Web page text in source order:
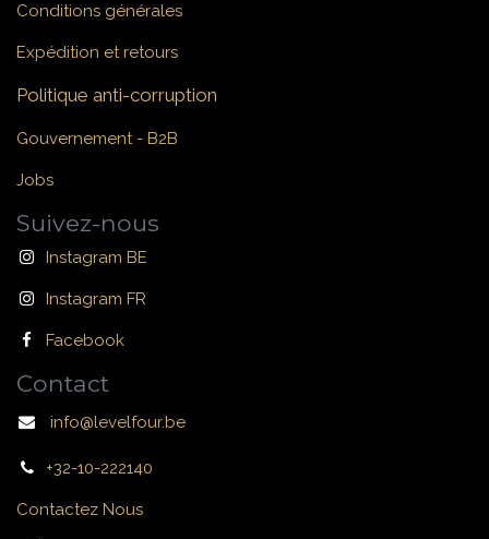
Conditions générales
Expédition et retours
Politique anti-corruption
Gouvernement - B2B
Jobs
Suivez-nous
Instagram BE
Instagram FR
Facebook
Contact
info@levelfour.be
+32-10-222140
Contactez Nous